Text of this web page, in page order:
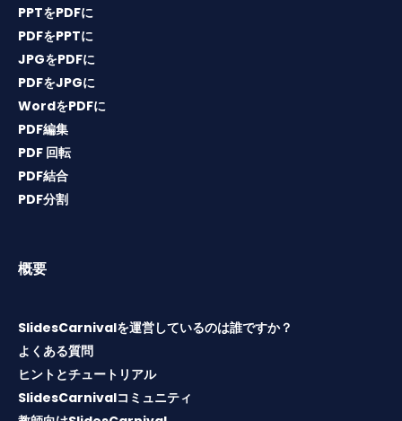
PPTをPDFに
PDFをPPTに
JPGをPDFに
PDFをJPGに
WordをPDFに
PDF編集
PDF 回転
PDF結合
PDF分割
概要
SlidesCarnivalを運営しているのは誰ですか？
よくある質問
ヒントとチュートリアル
SlidesCarnivalコミュニティ